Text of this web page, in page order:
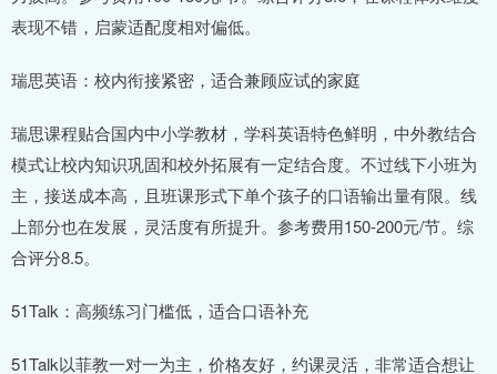
表现不错，启蒙适配度相对偏低。
瑞思英语：校内衔接紧密，适合兼顾应试的家庭
瑞思课程贴合国内中小学教材，学科英语特色鲜明，中外教结合
模式让校内知识巩固和校外拓展有一定结合度。不过线下小班为
主，接送成本高，且班课形式下单个孩子的口语输出量有限。线
上部分也在发展，灵活度有所提升。参考费用150-200元/节。综
合评分8.5。
51Talk：高频练习门槛低，适合口语补充
51Talk以菲教一对一为主，价格友好，约课灵活，非常适合想让